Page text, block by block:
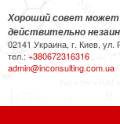
Хороший совет
действительно
02141 Украина, г. Киев,
тел.: +380672316316
admin@inconsulting.com.ua